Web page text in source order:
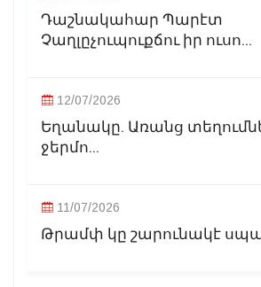
Դաշնակահար Պարէտ
Չաղլըչուպուքճու իր ուսո...
12/07/2026
Եղանակը. Առանց
ջերմո...
11/07/2026
Թրամփ կը շարունակէ